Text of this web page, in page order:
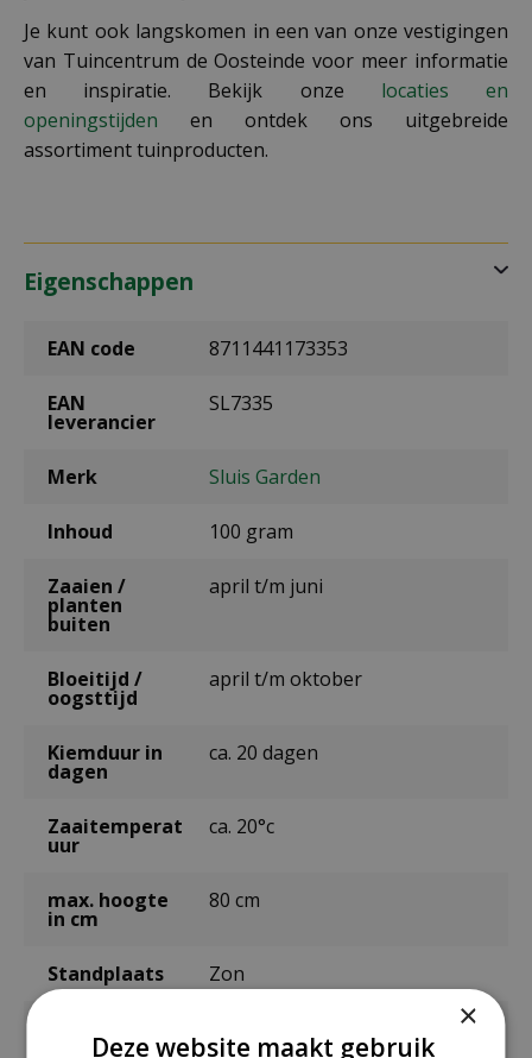
Je kunt ook langskomen in een van onze vestigingen
van Tuincentrum de Oosteinde voor meer informatie
en inspiratie. Bekijk onze locaties en
openingstijden en ontdek ons uitgebreide
assortiment tuinproducten.
Eigenschappen
EAN code 8711441173353
EAN
leverancier
SL7335
Merk Sluis Garden
Inhoud 100 gram
Zaaien /
planten
buiten
april t/m juni
Bloeitijd /
oogsttijd
april t/m oktober
Kiemduur in
dagen
ca. 20 dagen
Zaaitemperat
uur
ca. 20°c
max. hoogte
in cm
80 cm
Standplaats Zon
×
Deze website maakt gebruik